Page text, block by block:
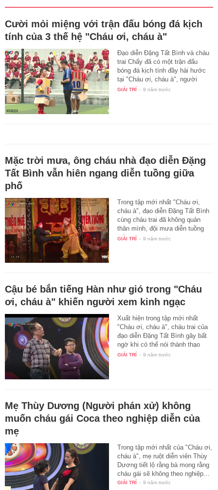
Cười mỏi miệng với trận đấu bóng đá kịch
tính của 3 thế hệ "Cháu ơi, cháu à"
Đạo diễn Đặng Tất Bình và cháu
trai Chấy đã có một trận đấu
bóng đá kịch tính đầy hài hước
tại "Cháu ơi, cháu à", người
sát…
GIẢI TRÍ - 9 năm trước
Mặc trời mưa, ông cháu nhà đạo diễn Đặng
Tất Bình vẫn hiên ngang diễn tuồng giữa
phố
Trong tập mới nhất "Cháu ơi,
cháu à", đạo diễn Đặng Tất Bình
cùng cháu trai đã không quản
thân mình, đội mưa diễn tuồng
để…
GIẢI TRÍ - 9 năm trước
Cậu bé bắn tiếng Hàn như gió trong "Cháu
ơi, cháu à" khiến người xem kinh ngạc
Xuất hiện trong tập mới nhất
"Cháu ơi, cháu à", cháu trai của
đạo diễn Đặng Tất Bình gây bất
ngờ khi có thể nói thành thạo
cả…
GIẢI TRÍ - 9 năm trước
Mẹ Thùy Dương (Người phán xử) không
muốn cháu gái Coca theo nghiệp diễn của
mẹ
Trong tập mới nhất của "Cháu ơi,
cháu à", mẹ ruột diễn viên Thùy
Dương tiết lộ rằng bà mong rằng
cháu gái sẽ không theo nghiệp…
GIẢI TRÍ - 9 năm trước